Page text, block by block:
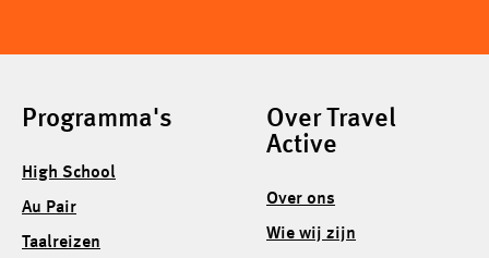
Programma's
High School
Au Pair
Taalreizen
Over Travel
Active
Over ons
Wie wij zijn